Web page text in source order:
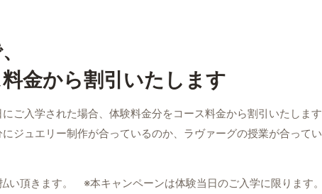
金から割引いたします
ご入学された場合、体験料金分をコース料金から割引いたします
ジュエリー制作が合っているのか、ラヴァーグの授業が合って
い頂きます。 ※本キャンペーンは体験当日のご入学に限りま